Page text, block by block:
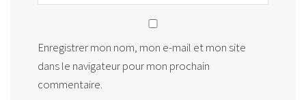
Enregistrer mon nom, mon e-mail et mon site
dans le navigateur pour mon prochain
commentaire.